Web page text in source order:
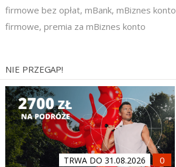
firmowe bez opłat, mBank, mBiznes konto
firmowe, premia za mBiznes konto
NIE PRZEGAP!
TRWA DO 31.08.2026